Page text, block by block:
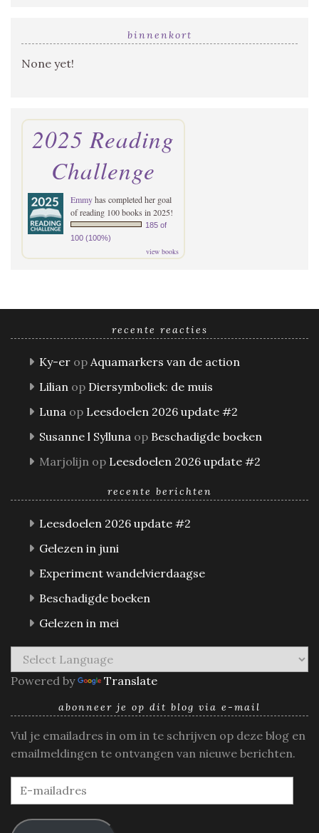
binnenkort
None yet!
2025 Reading
Challenge
Emmyhas completed her goal
of reading 100 books in 2025!
185 of
100 (100%)
view books
recente reacties
Ky-er op Aquamarkers van de action
Lilian op Diersymboliek: de muis
Luna op Leesdoelen 2026 update #2
Susanne l Sylluna op Beschadigde boeken
Marjolijn op Leesdoelen 2026 update #2
recente berichten
Leesdoelen 2026 update #2
Gelezen in juni
Experiment wandelvierdaagse
Beschadigde boeken
Gelezen in mei
Powered by Translate
abonneer je op dit blog via e-mail
Vul je emailadres in om in te schrijven op deze blog en
emailmeldingen te ontvangen van nieuwe berichten.
E-
mailadres